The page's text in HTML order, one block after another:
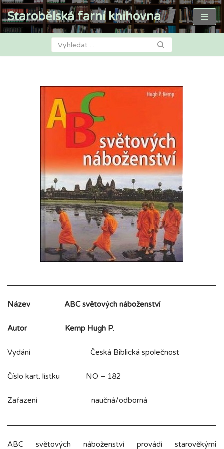
Přeskočit
Starobělská farní knihovna
Název ABC světových náboženství
Autor Kemp Hugh P.
Vydání Česká Biblická společnost
Číslo kart. lístku NO – 182
Zařazení naučná/odborná
ABC světových náboženství provádí starověkými